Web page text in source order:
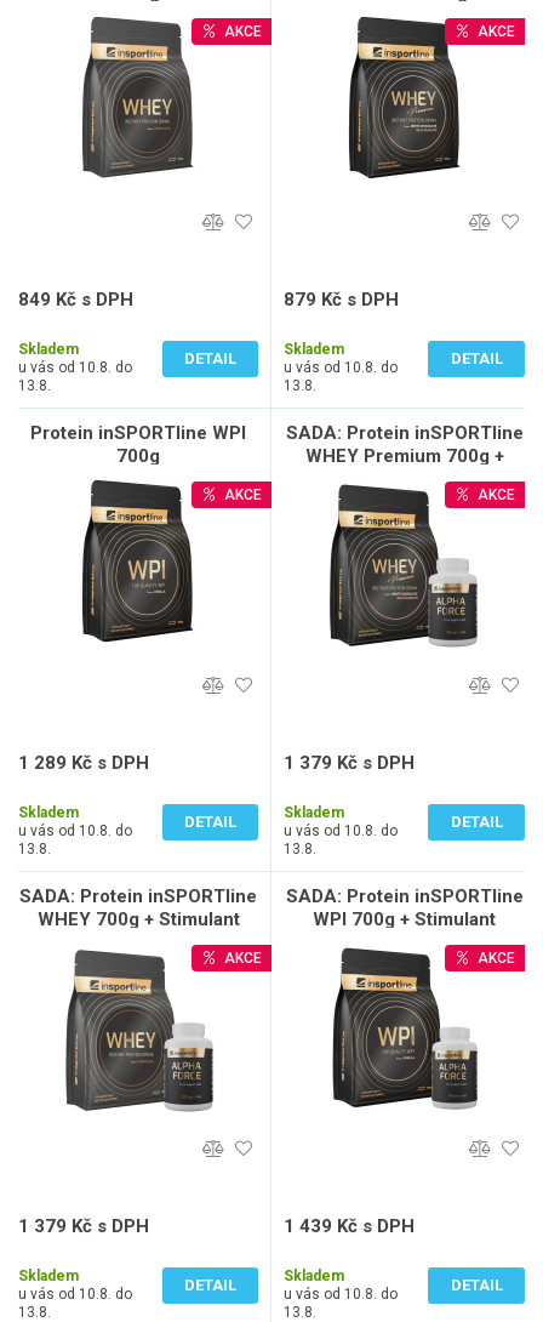
AKCE
849 Kč s DPH
Skladem
u vás od 10.8. do
13.8.
DETAIL
AKCE
879 Kč s DPH
Skladem
u vás od 10.8. do
13.8.
DETAIL
Protein inSPORTline WPI
700g
AKCE
1 289 Kč s DPH
Skladem
u vás od 10.8. do
13.8.
DETAIL
SADA: Protein inSPORTline
WHEY Premium 700g +
Stimulant inSPORTline
AlphaForce, 90 kapslíAKCE
1 379 Kč s DPH
Skladem
u vás od 10.8. do
13.8.
DETAIL
SADA: Protein inSPORTline
WHEY 700g + Stimulant
inSPORTline AlphaForce,
90 kapslí
AKCE
1 379 Kč s DPH
Skladem
u vás od 10.8. do
13.8.
DETAIL
SADA: Protein inSPORTline
WPI 700g + Stimulant
inSPORTline AlphaForce,
90 kapslí
AKCE
1 439 Kč s DPH
Skladem
u vás od 10.8. do
13.8.
DETAIL